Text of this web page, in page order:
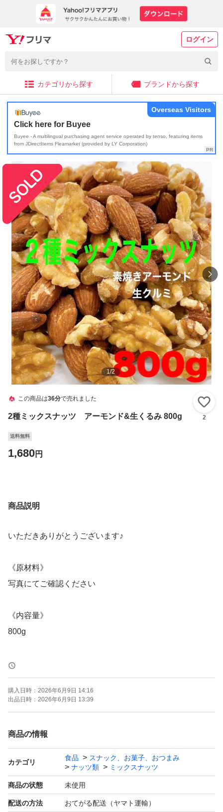
ログイン
カテゴリから探す ブランドから探す
Click here for Buyee
Buyee - A multilingual purchasing agent service operated by tenso, featuring items
from JDirectItems Fleamarket (provided by LY Corporation)
Overseas Visitors
1/2
この商品は36分で売れました
2種ミックスナッツ アーモンド&生くるみ 800g 2
送料無料
1,680円
商品説明
いただきありがとうございます♪
《原材料》
写真にてご確認ください
《内容量》
800g
《賞味期限》
ご注文より約150日
(画像の賞味期限はサンプルになります。ご注文を受けて
から製造します！)
アメリカ産ノンパレル種の素焼きアーモンド、アメリカ産
の生くるみの2種ミックスナッツです♪
3種ミックスナッツのカシューナッツはいらないから、く
購入日時： 2026年6月9日 14:16
出品日時： 2026年6月9日 13:39
商品の情報
カテゴリ
食品
スナック、お菓子、おつまみ
ナッツ類
ミックスナッツ
商品の状態 未使用
配送の方法 おてがる配送（ヤマト運輸）